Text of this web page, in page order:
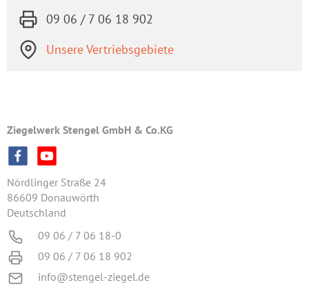
09 06 / 7 06 18 902
Unsere Vertriebsgebiete
Ziegelwerk Stengel GmbH & Co.KG
Nördlinger Straße 24
86609 Donauwörth
Deutschland
09 06 / 7 06 18-0
09 06 / 7 06 18 902
info@stengel-ziegel.de